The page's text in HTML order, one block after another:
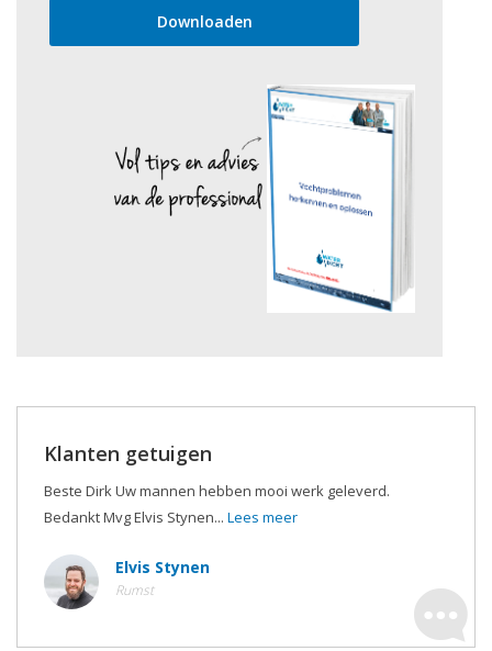
Klanten getuigen
Beste Dirk Uw mannen hebben mooi werk geleverd.
Bedankt Mvg Elvis Stynen... Lees meer
Elvis Stynen
Rumst